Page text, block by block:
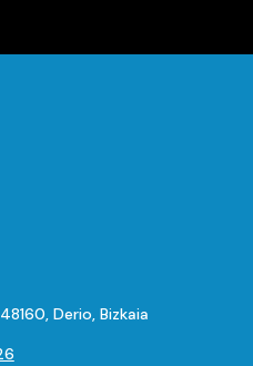
Derio, Bizkaia